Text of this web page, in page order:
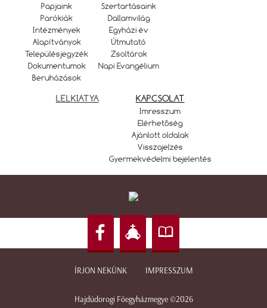
Papjaink
Parókiák
Intézmények
Alapítványok
Településjegyzék
Dokumentumok
Beruházások
Szertartásaink
Dallamvilág
Egyházi év
Útmutató
Zsoltárok
Napi Evangélium
LELKIATYA KAPCSOLAT
Imresszum
Elérhetőség
Ajánlott oldalak
Visszajelzés
Gyermekvédelmi bejelentés
ÍRJON NEKÜNK IMPRESSZUM
Hajdúdorogi Főegyházmegye ©2026